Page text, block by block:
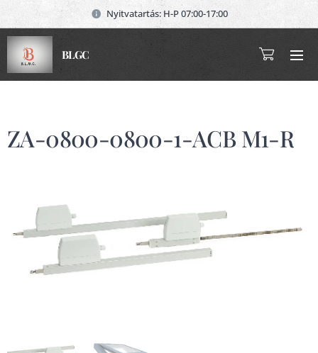
Nyitvatartás: H-P 07:00-17:00
BLGC
ZA-0800-0800-1-ACB M1-R